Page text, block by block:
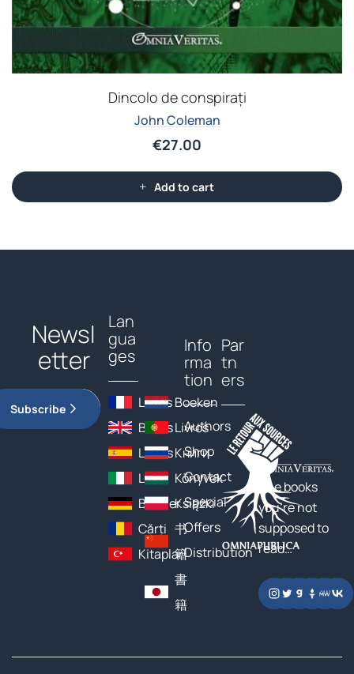
Dincolo de conspirați
John Coleman
€27.00
Add to cart
Newsl
etter
Subscribe
Lan
gua
ges
Livres
Books
Libros
Libri
Bücher
Cărți
Kitaplar
Boeken
Livros
Книги
Könyvek
Książki
书
籍
書
籍
Info
rma
tion
Authors
Shop
Contact
Special
Offers
Distribution
Par
tn
ers
The books
you’re not
supposed to
read…